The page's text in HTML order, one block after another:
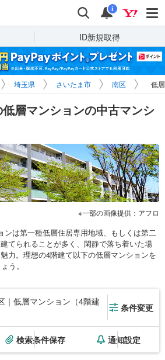
検索 通知
i
ID新規取得
埼玉県 さいたま市 南区 低
層マンションの中古マンシ
一部の画像提供：アフロ
ンは第一種低層住居専用地域、もしくは第二
てられることが多く、閑静で落ち着いた場
力。理想の4階建て以下の低層マンションを
う。
｜低層マンション（4階建
条件変更
検索条件保存 通知設定